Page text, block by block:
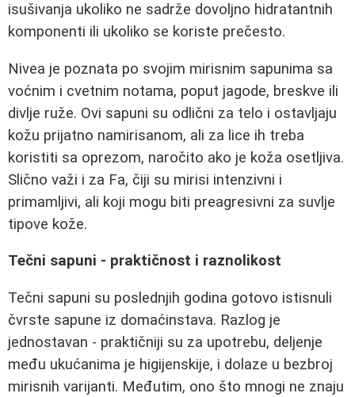
isušivanja ukoliko ne sadrže dovoljno hidratantnih
komponenti ili ukoliko se koriste prečesto.
Nivea je poznata po svojim mirisnim sapunima sa
voćnim i cvetnim notama, poput jagode, breskve ili
divlje ruže. Ovi sapuni su odlični za telo i ostavljaju
kožu prijatno namirisanom, ali za lice ih treba
koristiti sa oprezom, naročito ako je koža osetljiva.
Slično važi i za Fa, čiji su mirisi intenzivni i
primamljivi, ali koji mogu biti preagresivni za suvlje
tipove kože.
Tečni sapuni - praktičnost i raznolikost
Tečni sapuni su poslednjih godina gotovo istisnuli
čvrste sapune iz domaćinstava. Razlog je
jednostavan - praktičniji su za upotrebu, deljenje
među ukućanima je higijenskije, i dolaze u bezbroj
mirisnih varijanti. Međutim, ono što mnogi ne znaju